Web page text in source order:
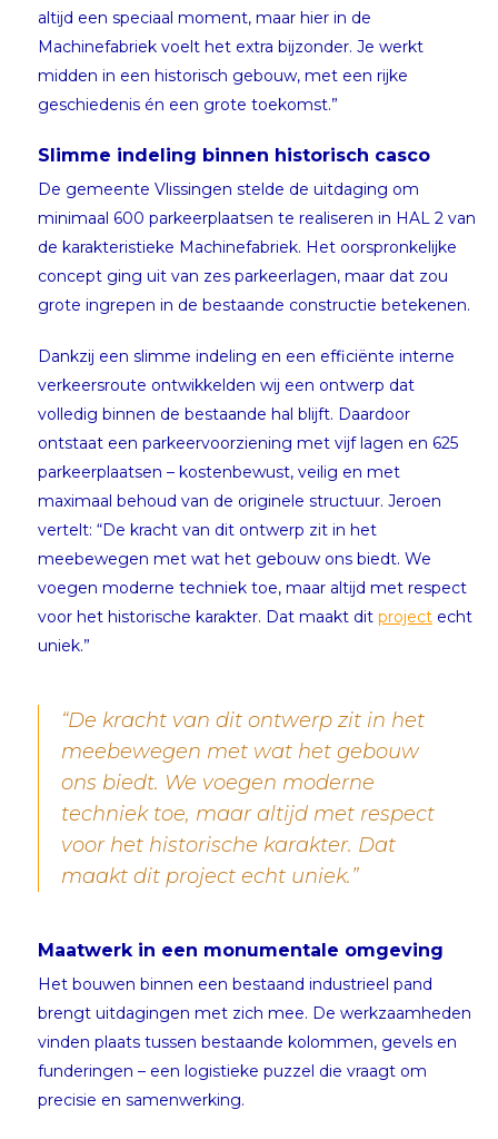
altijd een speciaal moment, maar hier in de
Machinefabriek voelt het extra bijzonder. Je werkt
midden in een historisch gebouw, met een rijke
geschiedenis én een grote toekomst.”
Slimme indeling binnen historisch casco
De gemeente Vlissingen stelde de uitdaging om
minimaal 600 parkeerplaatsen te realiseren in HAL 2 van
de karakteristieke Machinefabriek. Het oorspronkelijke
concept ging uit van zes parkeerlagen, maar dat zou
grote ingrepen in de bestaande constructie betekenen.
Dankzij een slimme indeling en een efficiënte interne
verkeersroute ontwikkelden wij een ontwerp dat
volledig binnen de bestaande hal blijft. Daardoor
ontstaat een parkeervoorziening met vijf lagen en 625
parkeerplaatsen – kostenbewust, veilig en met
maximaal behoud van de originele structuur. Jeroen
vertelt: “De kracht van dit ontwerp zit in het
meebewegen met wat het gebouw ons biedt. We
voegen moderne techniek toe, maar altijd met respect
voor het historische karakter. Dat maakt dit project echt
uniek.”
“De kracht van dit ontwerp zit in het
meebewegen met wat het gebouw
ons biedt. We voegen moderne
techniek toe, maar altijd met respect
voor het historische karakter. Dat
maakt dit project echt uniek.”
Maatwerk in een monumentale omgeving
Het bouwen binnen een bestaand industrieel pand
brengt uitdagingen met zich mee. De werkzaamheden
vinden plaats tussen bestaande kolommen, gevels en
funderingen – een logistieke puzzel die vraagt om
precisie en samenwerking.